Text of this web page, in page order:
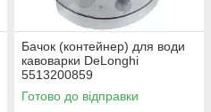
Бачок (контейнер) для води
кавоварки DeLonghi
5513200859
Готово до відправки